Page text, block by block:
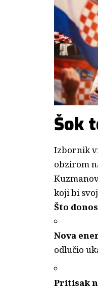
Šok
Izbornik
obzirom
koji bi
Što
Nova
odlučio
Pritisak